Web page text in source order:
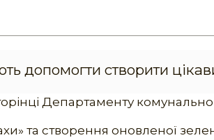
допомогти створити
Департаменту
та створення оновленої